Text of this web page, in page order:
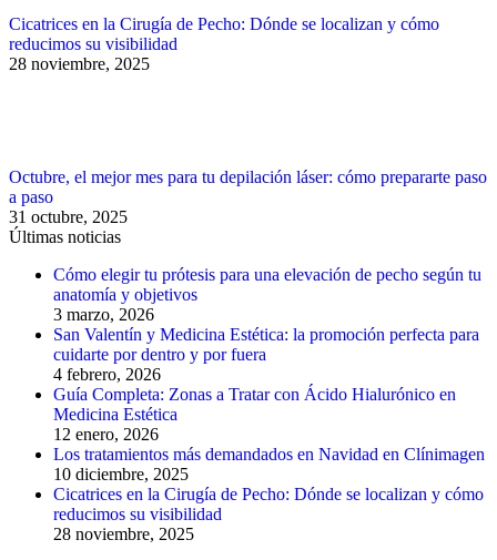
Cicatrices en la Cirugía de Pecho: Dónde se localizan y cómo
reducimos su visibilidad
28 noviembre, 2025
Octubre, el mejor mes para tu depilación láser: cómo prepararte paso
a paso
31 octubre, 2025
Últimas noticias
Cómo elegir tu prótesis para una elevación de pecho según tu
anatomía y objetivos
3 marzo, 2026
San Valentín y Medicina Estética: la promoción perfecta para
cuidarte por dentro y por fuera
4 febrero, 2026
Guía Completa: Zonas a Tratar con Ácido Hialurónico en
Medicina Estética
12 enero, 2026
Los tratamientos más demandados en Navidad en Clínimagen
10 diciembre, 2025
Cicatrices en la Cirugía de Pecho: Dónde se localizan y cómo
reducimos su visibilidad
28 noviembre, 2025